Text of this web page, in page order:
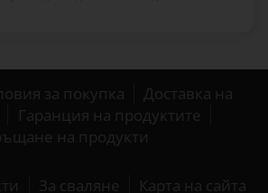
за покупка
Доставка на
Гаранция на продуктите
на продукти
За сваляне Карта на сайта